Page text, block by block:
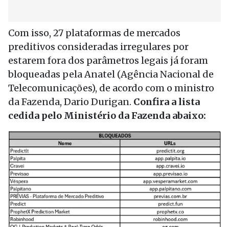
Com isso, 27 plataformas de mercados
preditivos consideradas irregulares por
estarem fora dos parâmetros legais já foram
bloqueadas pela Anatel (Agência Nacional de
Telecomunicações), de acordo com o ministro
da Fazenda, Dario Durigan. Confira a lista
cedida pelo Ministério da Fazenda abaixo: